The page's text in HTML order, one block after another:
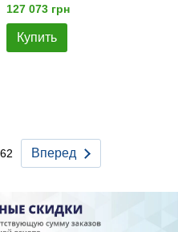
127 073 грн
Купить
Вперед